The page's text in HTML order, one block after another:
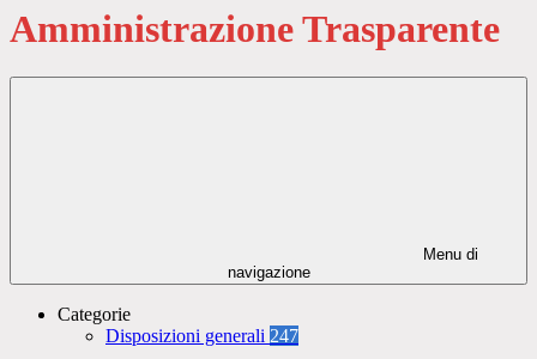
Amministrazione Trasparente
Menu di
navigazione
Categorie
Disposizioni generali 247